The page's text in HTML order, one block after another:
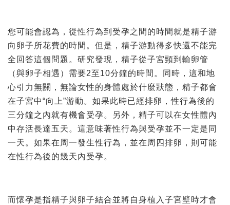
您可能會認為，從性行為到受孕之間的時間就是精子游
向卵子所花費的時間。但是，精子游動得多快還不能完
全回答這個問題。研究發現，精子從子宮頸到輸卵管
（與卵子相遇）需要2至10分鐘的時間。同時，這和地
心引力無關，無論女性的身體處於什麼狀態，精子都會
在子宮中“向上”游動。如果此時已經排卵，性行為後的
三分鐘之內就有機會受孕。另外，精子可以在女性體內
中存活長達五天。這意味著性行為與受孕並不一定是同
一天。如果在周一發生性行為，並在周四排卵，則可能
在性行為後的幾天內受孕。
而懷孕是指精子與卵子結合並將自身植入子宮壁時才會